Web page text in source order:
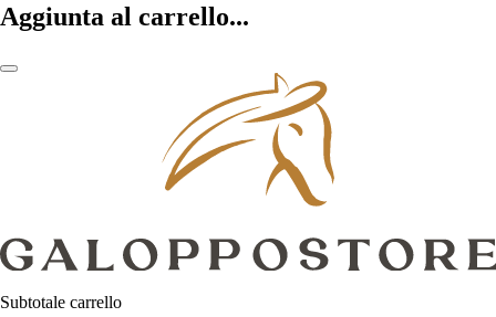
Aggiunta al carrello...
Subtotale carrello